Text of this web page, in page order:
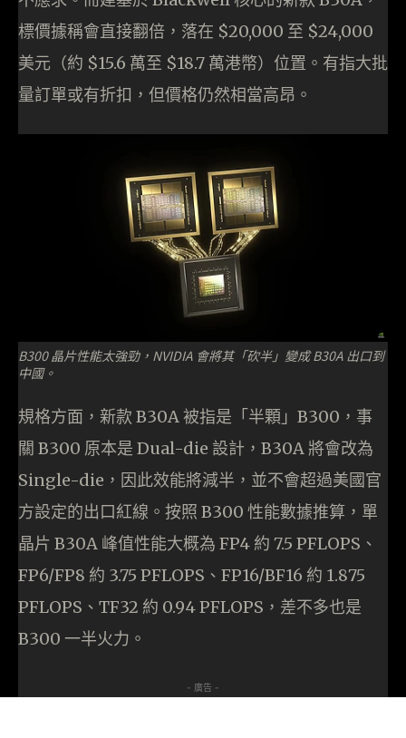
標價據稱會直接翻倍，落在 $20,000 至 $24,000
美元（約 $15.6 萬至 $18.7 萬港幣）位置。有指大批
量訂單或有折扣，但價格仍然相當高昂。
B300 晶片性能太強勁，NVIDIA 會將其「砍半」變成 B30A 出口到
中國。
規格方面，新款 B30A 被指是「半顆」B300，事
關 B300 原本是 Dual-die 設計，B30A 將會改為
Single-die，因此效能將減半，並不會超過美國官
方設定的出口紅線。按照 B300 性能數據推算，單
晶片 B30A 峰值性能大概為 FP4 約 7.5 PFLOPS、
FP6/FP8 約 3.75 PFLOPS、FP16/BF16 約 1.875
PFLOPS、TF32 約 0.94 PFLOPS，差不多也是
B300 一半火力。
- 廣告 -